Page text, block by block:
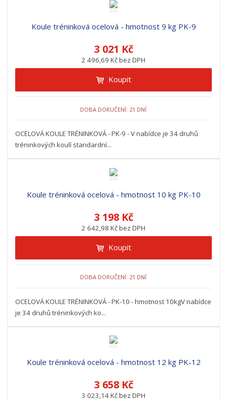
Koule tréninková ocelová - hmotnost 9 kg PK-9
3 021 Kč
2 496,69 Kč bez DPH
Koupit
DOBA DORUČENÍ: 21 DNÍ
OCELOVÁ KOULE TRÉNINKOVÁ - PK-9 - V nabídce je 34 druhů
tréninkových koulí standardní...
Koule tréninková ocelová - hmotnost 10 kg PK-10
3 198 Kč
2 642,98 Kč bez DPH
Koupit
DOBA DORUČENÍ: 21 DNÍ
OCELOVÁ KOULE TRÉNINKOVÁ - PK-10 - hmotnost 10kgV nabídce
je 34 druhů tréninkových ko...
Koule tréninková ocelová - hmotnost 12 kg PK-12
3 658 Kč
3 023,14 Kč bez DPH